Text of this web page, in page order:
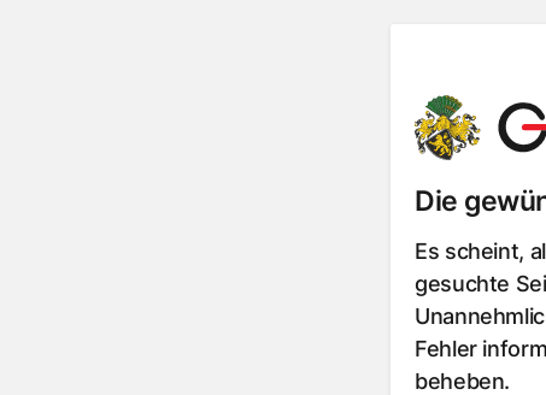
Die
Es scheint,
gesuchte
Fehler
beheben.